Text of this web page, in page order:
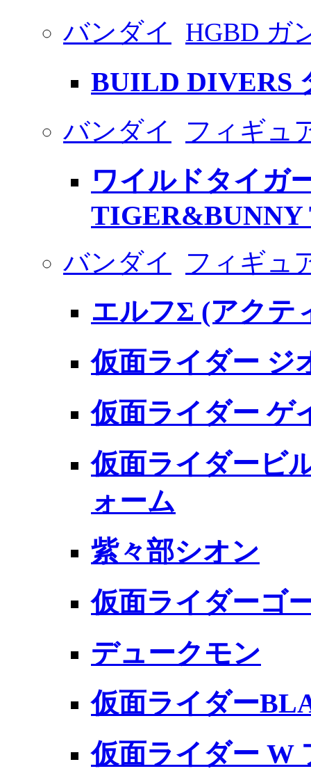
バンダイ HGBD ガ
BUILD DIVERS
バンダイ フィギュ
ワイルドタイガ
TIGER&BUNNY
バンダイ フィギュ
エルフΣ (アクテ
仮面ライダー ジ
仮面ライダー ゲ
仮面ライダービ
ォーム
紫々部シオン
仮面ライダーゴ
デュークモン
仮面ライダー
仮面ライダー W